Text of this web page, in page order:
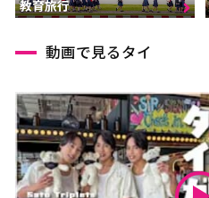
教育旅行
動画で見るタイ